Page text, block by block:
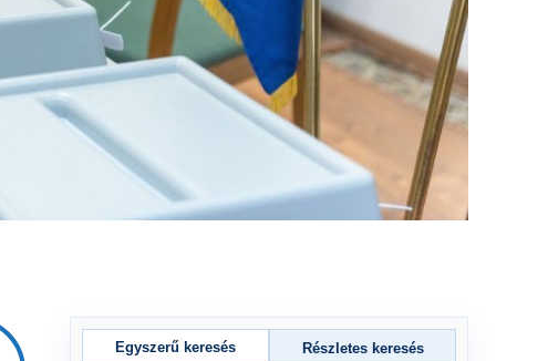
Egyszerű keresés Részletes keresés